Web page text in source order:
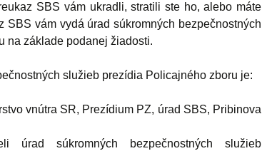
SBS vám ukradli, stratili ste ho, alebo máte
SBS vám vydá úrad súkromných bezpečnostných
na základe podanej žiadosti.
služieb prezídia Policajného zboru je:
vnútra SR, Prezídium PZ, úrad SBS, Pribinova
súkromných bezpečnostných služieb